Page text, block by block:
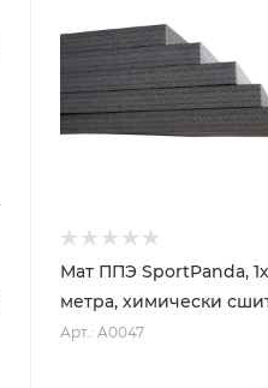
Мат ППЭ SportPanda,
метра, химически
Арт.: A0047